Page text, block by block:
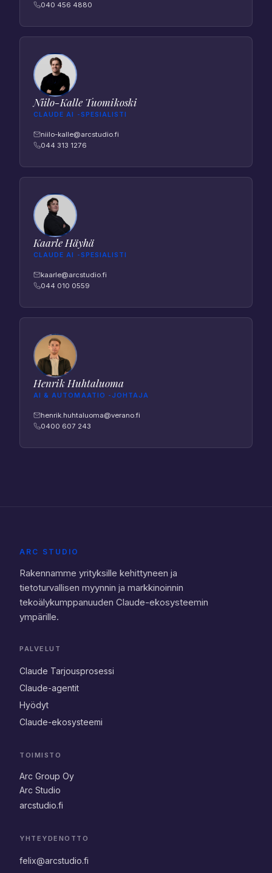
040 456 4880
Niilo-Kalle Tuomikoski
CLAUDE AI -SPESIALISTI
niilo-kalle@arcstudio.fi
044 313 1276
Kaarle Häyhä
CLAUDE AI -SPESIALISTI
kaarle@arcstudio.fi
044 010 0559
Henrik Huhtaluoma
AI & AUTOMAATIO -JOHTAJA
henrik.huhtaluoma@verano.fi
0400 607 243
ARC STUDIO
Rakennamme yrityksille kehittyneen ja
tietoturvallisen myynnin ja markkinoinnin
tekoälykumppanuuden Claude-ekosysteemin
ympärille.
PALVELUT
Claude Tarjousprosessi
Claude-agentit
Hyödyt
Claude-ekosysteemi
TOIMISTO
Arc Group Oy
Arc Studio
arcstudio.fi
YHTEYDENOTTO
felix@arcstudio.fi